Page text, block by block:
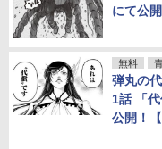
にて公開
無料
弾丸の
1話 「
公開！【